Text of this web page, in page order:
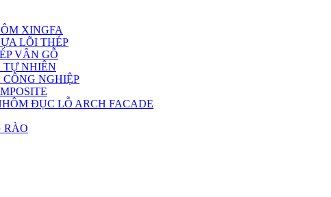
XINGFA
LÕI THÉP
VÂN GỖ
TỰ NHIÊN
NGHIỆP
ĐỤC LỖ ARCH FACADE
RÀO